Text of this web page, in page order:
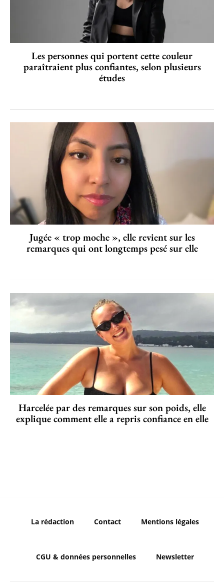
Les personnes qui portent cette couleur
paraîtraient plus confiantes, selon plusieurs
études
Jugée « trop moche », elle revient sur les
remarques qui ont longtemps pesé sur elle
Harcelée par des remarques sur son poids, elle
explique comment elle a repris confiance en elle
La rédaction Contact Mentions légales
CGU & données personnelles Newsletter